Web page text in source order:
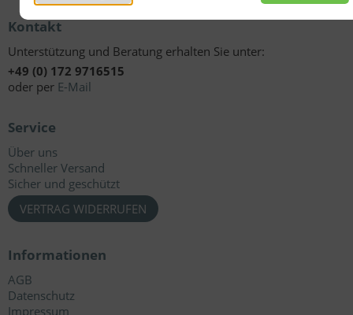
Kontakt
Unterstützung und Beratung erhalten Sie unter:
+49 (0) 172 9716515
oder per E-Mail
Service
Über uns
Schneller Versand
Sicher und geschützt
VERTRAG WIDERRUFEN
Informationen
AGB
Datenschutz
Impressum